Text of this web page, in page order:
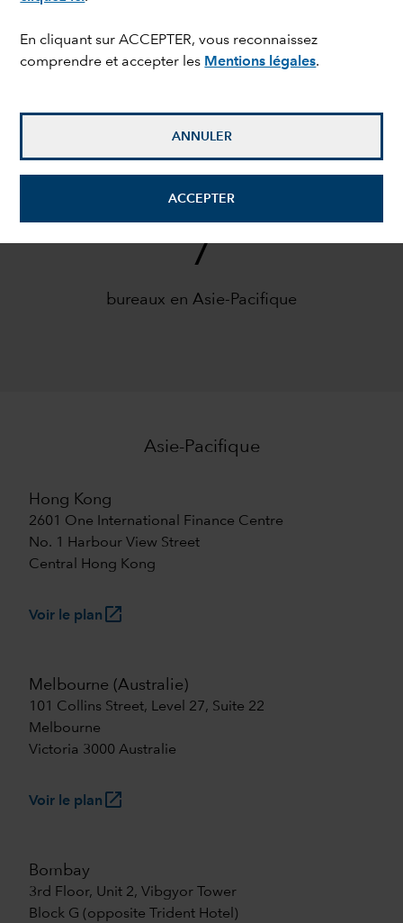
En cliquant sur ACCEPTER, vous reconnaissez
comprendre et accepter les Mentions légales.
ANNULER
ACCEPTER
9
bureaux en Europe
7
bureaux en Asie-Pacifique
Asie-Pacifique
Hong Kong
2601 One International Finance Centre
No. 1 Harbour View Street
Central Hong Kong
Voir le plan launch
Melbourne (Australie)
101 Collins Street, Level 27, Suite 22
Melbourne
Victoria 3000 Australie
Voir le plan launch
Bombay
3rd Floor, Unit 2, Vibgyor Tower
Block G (opposite Trident Hotel)